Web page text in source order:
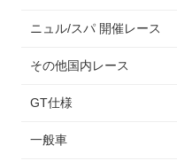
ニュル/スパ 開催レース
その他国内レース
GT仕様
一般車